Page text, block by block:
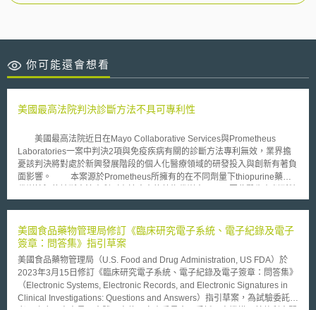
你可能還會想看
美國最高法院判決診斷方法不具可專利性
美國最高法院近日在Mayo Collaborative Services與Prometheus
Laboratories一案中判決2項與免疫疾病有關的診斷方法專利無效，業界擔
憂該判決將對處於新興發展階段的個人化醫療領域的研發投入與創新有著負
面影響。 本案源於Prometheus所擁有的在不同劑量下thiopurine藥物
定病患的藥物劑量高低有相當的困難度），Mayo購買使用Prometheus的診
Mayo侵害其專利，聯邦地方法院認為該專利建構於自然法則與現象上，因
此不具可專利性，但聯邦巡迴上訴法院則有不同的看法，本案因此一路爭執
至最高法院。 對於自然法則、現象以及抽象的概念，基於其作為科技
發展的基礎工具，為避免妨礙創新發展，一直以來法院都持不具可專利性的
看法。在相關的前案中，唯有在自然法則之外，包含創新概念的元素，才能
超越自然法則本身而成為專利。本案中最高法院表示，本案專利方法步驟，
不符合前述基於創新概念而授與專利的條件，且該方法步驟為該領域人所熟
美國食品藥物管理局修訂《臨床研究電子系統、電子紀錄及電子
簽章：問答集》指引草案
美國食品藥物管理局（U.S. Food and Drug Administration, US FDA）於
2023年3月15日修訂《臨床研究電子系統、電子紀錄及電子簽章：問答集》
（Electronic Systems, Electronic Records, and Electronic Signatures in
Clinical Investigations: Questions and Answers）指引草案，為試驗委託